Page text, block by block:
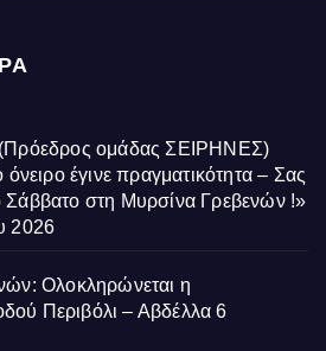
(Πρόεδρος ομάδας ΣΕΙΡΗΝΕΣ)
έγινε πραγματικότητα – Σας
Σάββατο στη Μυρσίνα Γρεβενών !»
2026
Ολοκληρώνεται η
Περιβόλι – Αβδέλλα 6